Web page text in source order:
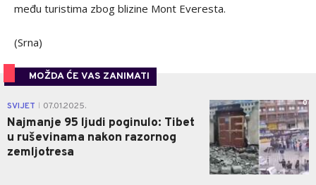
među turistima zbog blizine Mont Everesta.
(Srna)
MOŽDA ĆE VAS ZANIMATI
SVIJET 07.01.2025.
Najmanje 95 ljudi poginulo: Tibet
u ruševinama nakon razornog
zemljotresa
0